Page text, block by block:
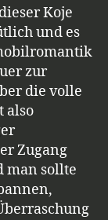
Koje
und es
zur
die volle
also
Zugang
man sollte